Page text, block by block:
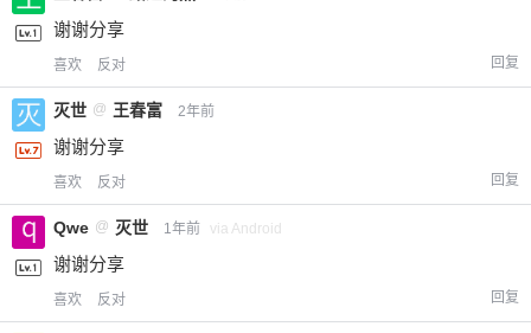
谢谢分享
喜欢 反对 回复
灭世 @ 王春富 2年前
谢谢分享
喜欢 反对 回复
Qwe @ 灭世 1年前 via Android
谢谢分享
喜欢 反对 回复